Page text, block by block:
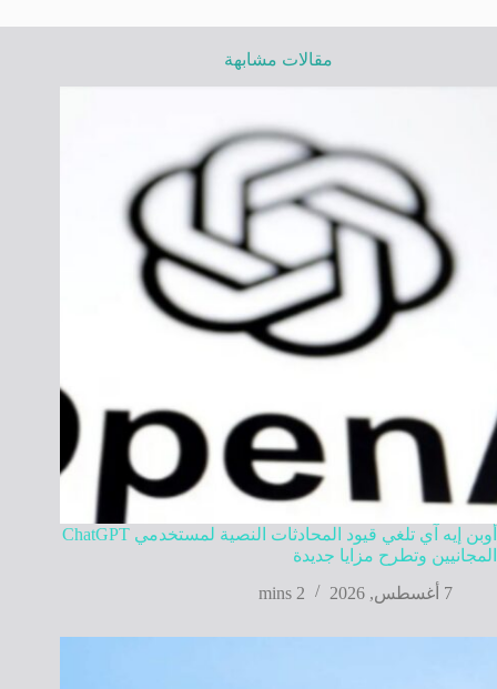
مقالات مشابهة
أوبن إيه آي تلغي قيود المحادثات النصية لمستخدمي ChatGPT
المجانيين وتطرح مزايا جديدة
7 أغسطس, 2026
2 mins